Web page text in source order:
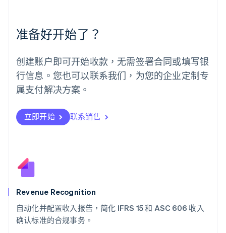
准备好开始了？
创建账户即可开始收款，无需签署合同或填写银
行信息。您也可以联系我们，为您的企业定制专
属支付解决方案。
立即开始 联系销售
Revenue Recognition
自动化并配置收入报告，简化 IFRS 15 和 ASC 606 收入
确认标准的合规事务。
墨西哥
EspañolEnglish
English
葡萄牙
PortuguêsEnglish
日本
瑞典
Svenska English
瑞士
English
斯洛文尼亚
Italiano
泰国
ไทยEnglish